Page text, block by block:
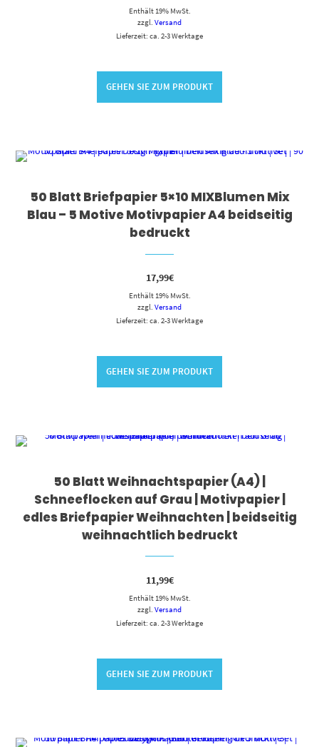
Enthält 19% MwSt.
zzgl. Versand
Lieferzeit: ca. 2-3 Werktage
GEHEN SIE ZUM PRODUKT
50 Blatt Briefpapier 5×10 MIXBlumen Mix
Blau – 5 Motive Motivpapier A4 beidseitig
bedruckt
17,99€
Enthält 19% MwSt.
zzgl. Versand
Lieferzeit: ca. 2-3 Werktage
GEHEN SIE ZUM PRODUKT
50 Blatt Weihnachtspapier (A4) |
Schneeflocken auf Grau | Motivpapier |
edles Briefpapier Weihnachten | beidseitig
weihnachtlich bedruckt
11,99€
Enthält 19% MwSt.
zzgl. Versand
Lieferzeit: ca. 2-3 Werktage
GEHEN SIE ZUM PRODUKT